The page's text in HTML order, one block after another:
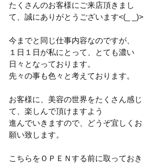
たくさんのお客様にご来店頂きまし
て、誠にありがとうございます<(_ _)>
今までと同じ仕事内容なのですが、
１日１日が私にとって、とても濃い
日々となっております。
先々の事も色々と考えております。
お客様に、美容の世界をたくさん感じ
て、楽しんで頂けますよう
進んでいきますので、どうぞ宜しくお
願い致します。
こちらをＯＰＥＮする前に取っておき